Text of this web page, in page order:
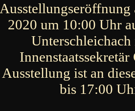
2020 um 10:00 Uhr
Ausstellung ist an
bis 17:00